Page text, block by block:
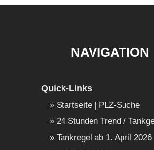
NAVIGATION
Quick-Links
Startseite | PLZ-Suche
24 Stunden Trend /
Tankregel ab 1. April 2026